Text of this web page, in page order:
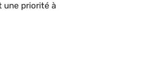
une priorité à